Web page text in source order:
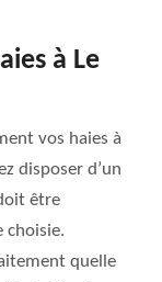
à Le
vos haies à
disposer d’un
être
choisie.
quelle